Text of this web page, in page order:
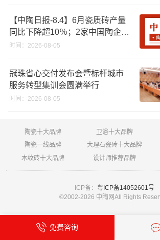
【中陶日报-8.4】6月瓷质砖产量
同比下降超10％；2家中国陶企亮
相马来西亚ARCHIDEX 2026石材
份；方向集团出海
时间：2026-08-05
冠珠省心交付发布会暨标杆城市
服务转型集训会圆满举行
时间：2026-08-05
陶瓷十大品牌 卫浴十大品牌
陶瓷一线品牌
大理石瓷砖十大品牌
木纹砖十大品牌
设计师推荐品牌
ICP备： 粤ICP备14052601号
©2002-2026 中陶网All Rights
免费咨询